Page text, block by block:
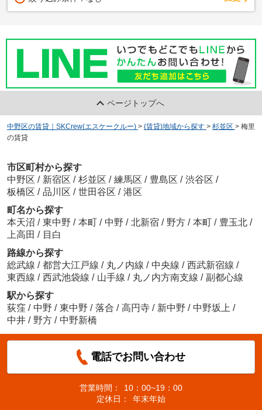
ページトップへ
中野区の賃貸｜SKCrew(エスケークルー) > (賃貸)地域から探す > 杉並区 > 梅里
の賃貸
市区町村から探す
中野区 / 新宿区 / 杉並区 / 練馬区 / 豊島区 / 渋谷区 /
板橋区 / 品川区 / 世田谷区 / 港区
町名から探す
本天沼 / 東中野 / 本町 / 中野 / 北新宿 / 野方 / 本町 / 豊玉北 /
上高田 / 目白
路線から探す
総武線 / 都営大江戸線 / 丸ノ内線 / 中央線 / 西武新宿線 /
東西線 / 西武池袋線 / 山手線 / 丸ノ内方南支線 / 副都心線
駅から探す
荻窪 / 中野 / 東中野 / 落合 / 高円寺 / 新中野 / 中野坂上 /
中井 / 野方 / 中野新橋
電話でお問い合わせ
営業時間：
10：00~19：00
定休日：
年末年始